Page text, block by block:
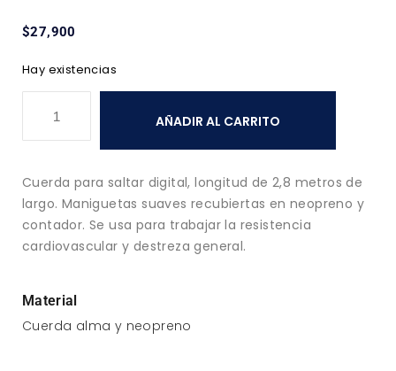
$27,900
Hay existencias
AÑADIR AL CARRITO
Cuerda para saltar digital, longitud de 2,8 metros de
largo. Maniguetas suaves recubiertas en neopreno y
contador. Se usa para trabajar la resistencia
cardiovascular y destreza general.
Material
Cuerda alma y neopreno